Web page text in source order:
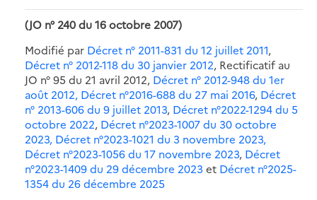
(JO n° 240 du 16 octobre 2007)
Modifié par Décret n° 2011-831 du 12 juillet 2011,
Décret n° 2012-118 du 30 janvier 2012, Rectificatif au
JO n° 95 du 21 avril 2012, Décret n° 2012-948 du 1er
août 2012, Décret n°2016-688 du 27 mai 2016, Décret
n° 2013-606 du 9 juillet 2013, Décret n°2022-1294 du 5
octobre 2022, Décret n°2023-1007 du 30 octobre
2023, Décret n°2023-1021 du 3 novembre 2023,
Décret n°2023-1056 du 17 novembre 2023, Décret
n°2023-1409 du 29 décembre 2023 et Décret n°2025-
1354 du 26 décembre 2025